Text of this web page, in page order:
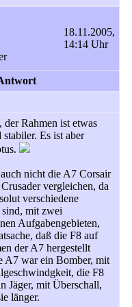
18.11.2005,
14:14 Uhr
der Rahmen ist etwas
stabiler. Es ist aber
nicht die A7 Corsair
vergleichen, da
verschiedene
mit zwei
Aufgabengebieten,
daß die F8 auf
der A7 hergestellt
A7 war ein Bomber, mit
die F8
Jäger, mit Überschall,
länger.